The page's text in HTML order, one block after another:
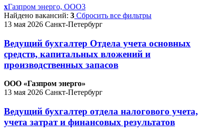
xГазпром энерго, ООО3
Найдено вакансий: 3 Сбросить все фильтры
13 мая 2026 Санкт-Петербург
Ведущий бухгалтер Отдела учета основных
средств, капитальных вложений и
производственных запасов
ООО «Газпром энерго»
13 мая 2026 Санкт-Петербург
Ведущий бухгалтер отдела налогового учета,
учета затрат и финансовых результатов